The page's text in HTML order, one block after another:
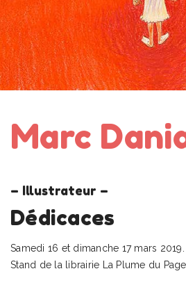
Marc
– Illustrateur –
Dédicaces
Samedi 16 et dimanche 17 mars 2019.
Stand de la librairie La Plume du Page.